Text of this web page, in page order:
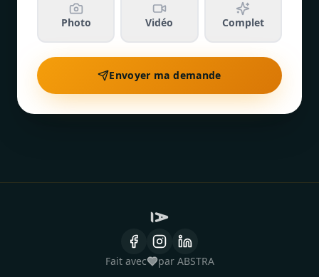
Photo Vidéo Complet
Envoyer ma demande
Fait avec par ABSTRA